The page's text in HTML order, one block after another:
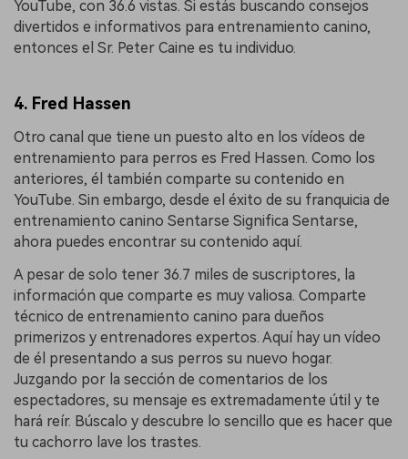
YouTube, con 36.6 vistas. Si estás buscando consejos
divertidos e informativos para entrenamiento canino,
entonces el Sr. Peter Caine es tu individuo.
4. Fred Hassen
Otro canal que tiene un puesto alto en los vídeos de
entrenamiento para perros es Fred Hassen. Como los
anteriores, él también comparte su contenido en
YouTube. Sin embargo, desde el éxito de su franquicia de
entrenamiento canino Sentarse Significa Sentarse,
ahora puedes encontrar su contenido aquí.
A pesar de solo tener 36.7 miles de suscriptores, la
información que comparte es muy valiosa. Comparte
técnico de entrenamiento canino para dueños
primerizos y entrenadores expertos. Aquí hay un vídeo
de él presentando a sus perros su nuevo hogar.
Juzgando por la sección de comentarios de los
espectadores, su mensaje es extremadamente útil y te
hará reír. Búscalo y descubre lo sencillo que es hacer que
tu cachorro lave los trastes.